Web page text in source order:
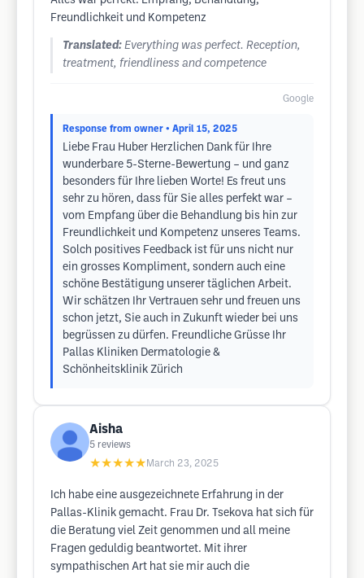
Freundlichkeit und Kompetenz
Translated: Everything was perfect. Reception,
treatment, friendliness and competence
Google
Response from owner • April 15, 2025
Liebe Frau Huber Herzlichen Dank für Ihre
wunderbare 5-Sterne-Bewertung – und ganz
besonders für Ihre lieben Worte! Es freut uns
sehr zu hören, dass für Sie alles perfekt war –
vom Empfang über die Behandlung bis hin zur
Freundlichkeit und Kompetenz unseres Teams.
Solch positives Feedback ist für uns nicht nur
ein grosses Kompliment, sondern auch eine
schöne Bestätigung unserer täglichen Arbeit.
Wir schätzen Ihr Vertrauen sehr und freuen uns
schon jetzt, Sie auch in Zukunft wieder bei uns
begrüssen zu dürfen. Freundliche Grüsse Ihr
Pallas Kliniken Dermatologie &
Schönheitsklinik Zürich
Aisha
5 reviews
★★★★★ March 23, 2025
Ich habe eine ausgezeichnete Erfahrung in der
Pallas-Klinik gemacht. Frau Dr. Tsekova hat sich für
die Beratung viel Zeit genommen und all meine
Fragen geduldig beantwortet. Mit ihrer
sympathischen Art hat sie mir auch die